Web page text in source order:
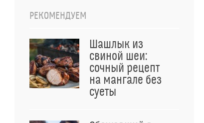
РЕКОМЕНДУЕМ
Шашлык из
свиной шеи:
сочный рецепт
на мангале без
суеты